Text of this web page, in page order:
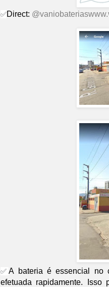
✅Direct: @vaniobaterias
✅A bateria é essencial no
efetuada rapidamente. Isso